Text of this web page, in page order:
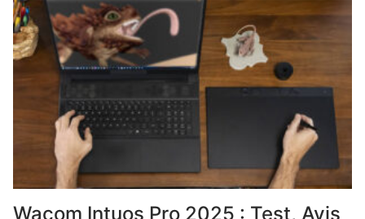
Wacom Intuos Pro 2025 : Test, Avis